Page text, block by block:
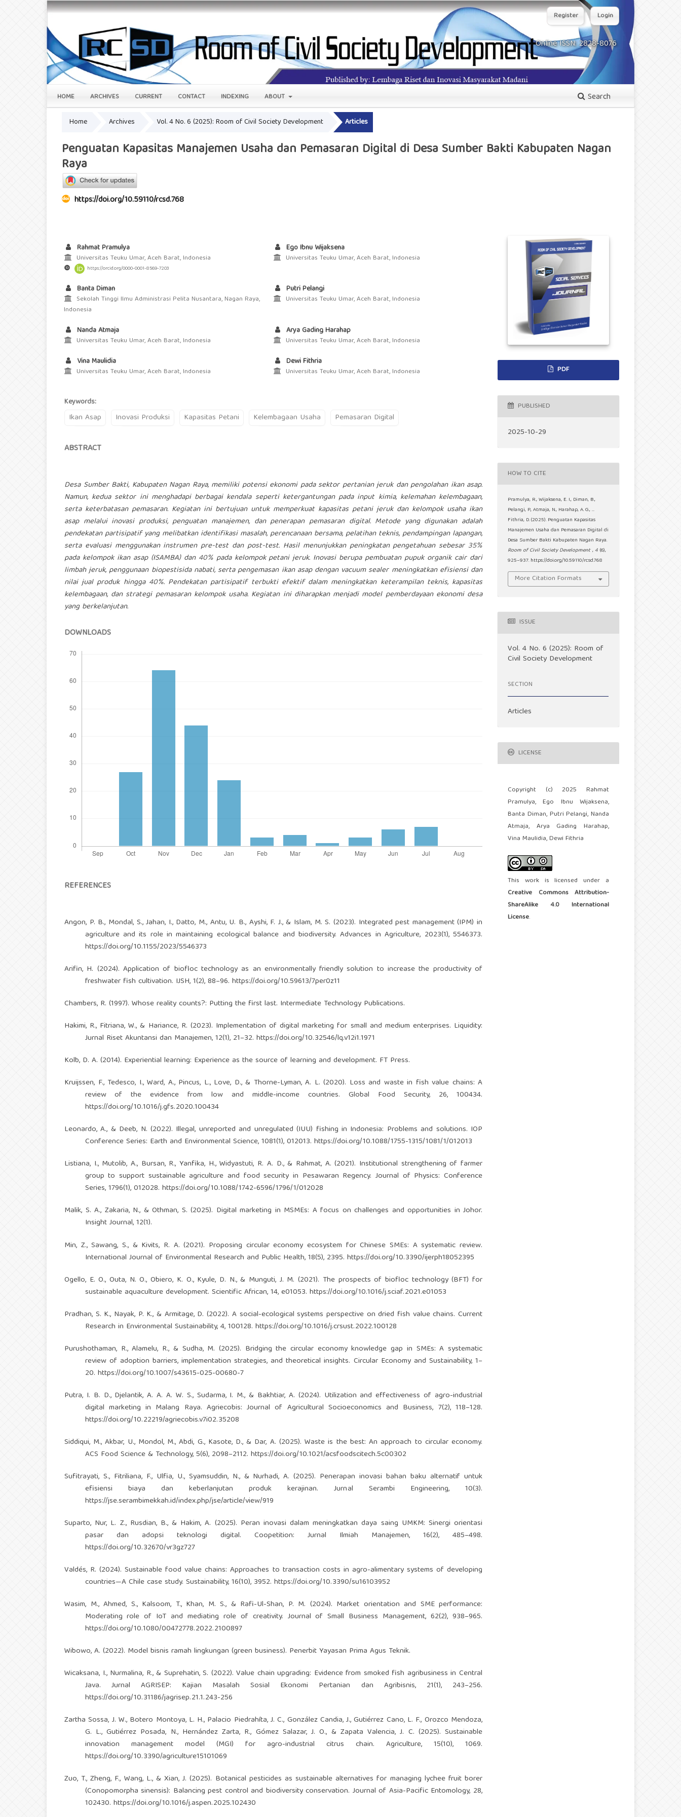
Online ISSN: 2828-8076
HOME ARCHIVES CURRENT CONTACT INDEXING ABOUT Search
Register Login
Home Archives Vol. 4 No. 6 (2025): Room of Civil Society Development Articles
Penguatan Kapasitas Manajemen Usaha dan Pemasaran Digital di Desa Sumber Bakti Kabupaten Nagan
Raya
https://doi.org/10.59110/rcsd.768
Rahmat Pramulya
Universitas Teuku Umar, Aceh Barat, Indonesia
https://orcid.org/0000-0001-8569-7203
Ego Ibnu Wijaksena
Universitas Teuku Umar, Aceh Barat, Indonesia
Banta Diman
Sekolah Tinggi Ilmu Administrasi Pelita Nusantara, Nagan Raya,
Indonesia
Putri Pelangi
Universitas Teuku Umar, Aceh Barat, Indonesia
Nanda Atmaja
Universitas Teuku Umar, Aceh Barat, Indonesia
Arya Gading Harahap
Universitas Teuku Umar, Aceh Barat, Indonesia
Vina Maulidia
Universitas Teuku Umar, Aceh Barat, Indonesia
Dewi Fithria
Universitas Teuku Umar, Aceh Barat, Indonesia
Keywords:
Ikan Asap Inovasi Produksi Kapasitas Petani Kelembagaan Usaha Pemasaran Digital
ABSTRACT
Desa Sumber Bakti, Kabupaten Nagan Raya, memiliki potensi ekonomi pada sektor pertanian jeruk dan pengolahan ikan asap.
Namun, kedua sektor ini menghadapi berbagai kendala seperti ketergantungan pada input kimia, kelemahan kelembagaan,
serta keterbatasan pemasaran. Kegiatan ini bertujuan untuk memperkuat kapasitas petani jeruk dan kelompok usaha ikan
asap melalui inovasi produksi, penguatan manajemen, dan penerapan pemasaran digital. Metode yang digunakan adalah
pendekatan partisipatif yang melibatkan identifikasi masalah, perencanaan bersama, pelatihan teknis, pendampingan lapangan,
serta evaluasi menggunakan instrumen pre-test dan post-test. Hasil menunjukkan peningkatan pengetahuan sebesar 35%
pada kelompok ikan asap (ISAMBA) dan 40% pada kelompok petani jeruk. Inovasi berupa pembuatan pupuk organik cair dari
limbah jeruk, penggunaan biopestisida nabati, serta pengemasan ikan asap dengan vacuum sealer meningkatkan efisiensi dan
nilai jual produk hingga 40%. Pendekatan partisipatif terbukti efektif dalam meningkatkan keterampilan teknis, kapasitas
kelembagaan, dan strategi pemasaran kelompok usaha. Kegiatan ini diharapkan menjadi model pemberdayaan ekonomi desa
yang berkelanjutan.
DOWNLOADS
REFERENCES
Angon, P. B., Mondal, S., Jahan, I., Datto, M., Antu, U. B., Ayshi, F. J., & Islam, M. S. (2023). Integrated pest management (IPM) in
agriculture and its role in maintaining ecological balance and biodiversity. Advances in Agriculture, 2023(1), 5546373.
https://doi.org/10.1155/2023/5546373
Arifin, H. (2024). Application of biofloc technology as an environmentally friendly solution to increase the productivity of
freshwater fish cultivation. IJSH, 1(2), 88–96. https://doi.org/10.59613/7per0z11
Chambers, R. (1997). Whose reality counts?: Putting the first last. Intermediate Technology Publications.
Hakimi, R., Fitriana, W., & Hariance, R. (2023). Implementation of digital marketing for small and medium enterprises. Liquidity:
Jurnal Riset Akuntansi dan Manajemen, 12(1), 21–32. https://doi.org/10.32546/lq.v12i1.1971
Kolb, D. A. (2014). Experiential learning: Experience as the source of learning and development. FT Press.
Kruijssen, F., Tedesco, I., Ward, A., Pincus, L., Love, D., & Thorne-Lyman, A. L. (2020). Loss and waste in fish value chains: A
review of the evidence from low and middle-income countries. Global Food Security, 26, 100434.
https://doi.org/10.1016/j.gfs.2020.100434
Leonardo, A., & Deeb, N. (2022). Illegal, unreported and unregulated (IUU) fishing in Indonesia: Problems and solutions. IOP
Conference Series: Earth and Environmental Science, 1081(1), 012013. https://doi.org/10.1088/1755-1315/1081/1/012013
Listiana, I., Mutolib, A., Bursan, R., Yanfika, H., Widyastuti, R. A. D., & Rahmat, A. (2021). Institutional strengthening of farmer
group to support sustainable agriculture and food security in Pesawaran Regency. Journal of Physics: Conference
Series, 1796(1), 012028. https://doi.org/10.1088/1742-6596/1796/1/012028
Malik, S. A., Zakaria, N., & Othman, S. (2025). Digital marketing in MSMEs: A focus on challenges and opportunities in Johor.
Insight Journal, 12(1).
Min, Z., Sawang, S., & Kivits, R. A. (2021). Proposing circular economy ecosystem for Chinese SMEs: A systematic review.
International Journal of Environmental Research and Public Health, 18(5), 2395. https://doi.org/10.3390/ijerph18052395
Ogello, E. O., Outa, N. O., Obiero, K. O., Kyule, D. N., & Munguti, J. M. (2021). The prospects of biofloc technology (BFT) for
sustainable aquaculture development. Scientific African, 14, e01053. https://doi.org/10.1016/j.sciaf.2021.e01053
Pradhan, S. K., Nayak, P. K., & Armitage, D. (2022). A social-ecological systems perspective on dried fish value chains. Current
Research in Environmental Sustainability, 4, 100128. https://doi.org/10.1016/j.crsust.2022.100128
Purushothaman, R., Alamelu, R., & Sudha, M. (2025). Bridging the circular economy knowledge gap in SMEs: A systematic
review of adoption barriers, implementation strategies, and theoretical insights. Circular Economy and Sustainability, 1–
20. https://doi.org/10.1007/s43615-025-00680-7
Putra, I. B. D., Djelantik, A. A. A. W. S., Sudarma, I. M., & Bakhtiar, A. (2024). Utilization and effectiveness of agro-industrial
digital marketing in Malang Raya. Agriecobis: Journal of Agricultural Socioeconomics and Business, 7(2), 118–128.
https://doi.org/10.22219/agriecobis.v7i02.35208
Siddiqui, M., Akbar, U., Mondol, M., Abdi, G., Kasote, D., & Dar, A. (2025). Waste is the best: An approach to circular economy.
ACS Food Science & Technology, 5(6), 2098–2112. https://doi.org/10.1021/acsfoodscitech.5c00302
Sufitrayati, S., Fitriliana, F., Ulfia, U., Syamsuddin, N., & Nurhadi, A. (2025). Penerapan inovasi bahan baku alternatif untuk
efisiensi biaya dan keberlanjutan produk kerajinan. Jurnal Serambi Engineering, 10(3).
https://jse.serambimekkah.id/index.php/jse/article/view/919
Suparto, Nur, L. Z., Rusdian, B., & Hakim, A. (2025). Peran inovasi dalam meningkatkan daya saing UMKM: Sinergi orientasi
pasar dan adopsi teknologi digital. Coopetition: Jurnal Ilmiah Manajemen, 16(2), 485–498.
https://doi.org/10.32670/vr3gz727
Valdés, R. (2024). Sustainable food value chains: Approaches to transaction costs in agro-alimentary systems of developing
countries—A Chile case study. Sustainability, 16(10), 3952. https://doi.org/10.3390/su16103952
Wasim, M., Ahmed, S., Kalsoom, T., Khan, M. S., & Rafi-Ul-Shan, P. M. (2024). Market orientation and SME performance:
Moderating role of IoT and mediating role of creativity. Journal of Small Business Management, 62(2), 938–965.
https://doi.org/10.1080/00472778.2022.2100897
Wibowo, A. (2022). Model bisnis ramah lingkungan (green business). Penerbit Yayasan Prima Agus Teknik.
Wicaksana, I., Nurmalina, R., & Suprehatin, S. (2022). Value chain upgrading: Evidence from smoked fish agribusiness in Central
Java. Jurnal AGRISEP: Kajian Masalah Sosial Ekonomi Pertanian dan Agribisnis, 21(1), 243–256.
https://doi.org/10.31186/jagrisep.21.1.243-256
Zartha Sossa, J. W., Botero Montoya, L. H., Palacio Piedrahíta, J. C., González Candia, J., Gutiérrez Cano, L. F., Orozco Mendoza,
G. L., Gutiérrez Posada, N., Hernández Zarta, R., Gómez Salazar, J. O., & Zapata Valencia, J. C. (2025). Sustainable
innovation management model (MGI) for agro-industrial citrus chain. Agriculture, 15(10), 1069.
https://doi.org/10.3390/agriculture15101069
Zuo, T., Zheng, F., Wang, L., & Xian, J. (2025). Botanical pesticides as sustainable alternatives for managing lychee fruit borer
(Conopomorpha sinensis): Balancing pest control and biodiversity conservation. Journal of Asia-Pacific Entomology, 28,
102430. https://doi.org/10.1016/j.aspen.2025.102430
PDF
PUBLISHED
2025-10-29
HOW TO CITE
Pramulya, R., Wijaksena, E. I., Diman, B.,
Pelangi, P., Atmaja, N., Harahap, A. G., …
Fithria, D. (2025). Penguatan Kapasitas
Manajemen Usaha dan Pemasaran Digital di
Desa Sumber Bakti Kabupaten Nagan Raya.
Room of Civil Society Development , 4 (6),
925–937. https://doi.org/10.59110/rcsd.768
More Citation Formats
ISSUE
Vol. 4 No. 6 (2025): Room of
Civil Society Development
SECTION
Articles
LICENSE
Copyright (c) 2025 Rahmat
Pramulya, Ego Ibnu Wijaksena,
Banta Diman, Putri Pelangi, Nanda
Atmaja, Arya Gading Harahap,
Vina Maulidia, Dewi Fithria
This work is licensed under a
Creative Commons Attribution-
ShareAlike 4.0 International
License.